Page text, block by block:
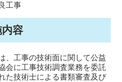
工事
容
、工事の技術面に関して公益
会に工事技術調査業務を委託
た技術士による書類審査及び